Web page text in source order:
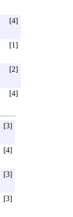
[4]
[1]
[2]
[4]
[3]
[4]
[3]
[3]